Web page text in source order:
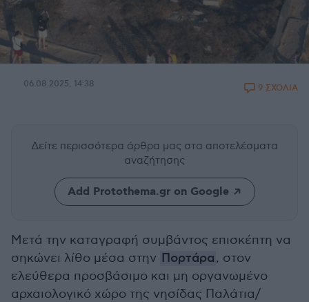
06.08.2025, 14:38 9 ΣΧΟΛΙΑ
Δείτε περισσότερα άρθρα μας στα αποτελέσματα
αναζήτησης
Add Protothema.gr on Google
Μετά την καταγραφή συμβάντος επισκέπτη να
σηκώνει λίθο μέσα στην Πορτάρα, στον
ελεύθερα προσβάσιμο και μη οργανωμένο
αρχαιολογικό χώρο της νησίδας Παλάτια/